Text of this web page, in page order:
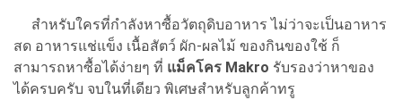
สำหรับใครที่กำลังหาซื้อวัตถุดิบอาหาร ไม่ว่าจะเป็นอาหาร
สด อาหารแช่แข็ง เนื้อสัตว์ ผัก-ผลไม้ ของกินของใช้ ก็
สามารถหาซื้อได้ง่ายๆ ที่ แม็คโคร Makro รับรองว่าหาของ
ได้ครบครับ จบในที่เดียว พิเศษสำหรับลูกค้าทรู